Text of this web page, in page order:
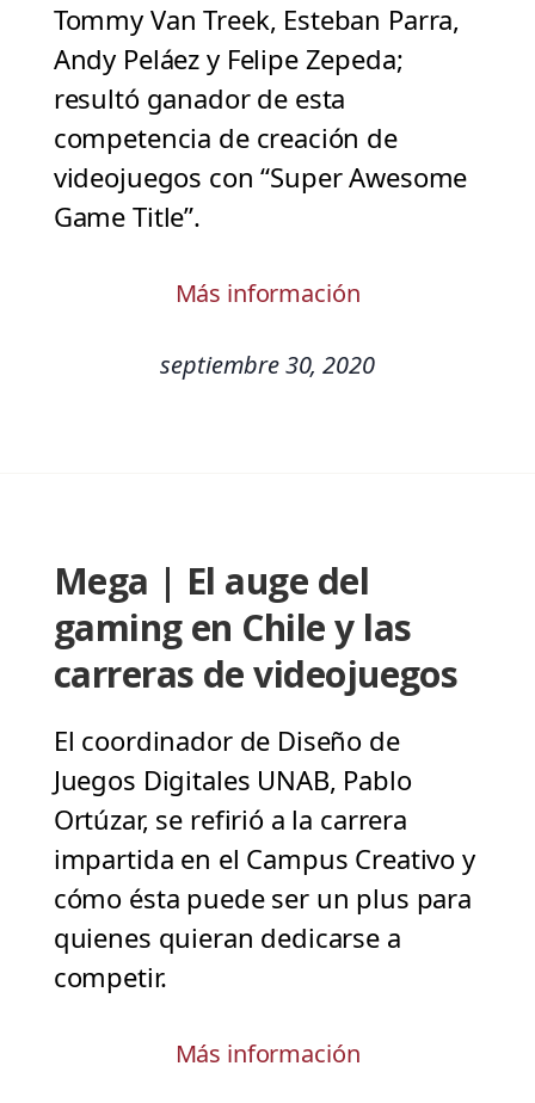
Tommy Van Treek, Esteban Parra,
Andy Peláez y Felipe Zepeda;
resultó ganador de esta
competencia de creación de
videojuegos con “Super Awesome
Game Title”.
Más información
septiembre 30, 2020
Mega | El auge del
gaming en Chile y las
carreras de videojuegos
El coordinador de Diseño de
Juegos Digitales UNAB, Pablo
Ortúzar, se refirió a la carrera
impartida en el Campus Creativo y
cómo ésta puede ser un plus para
quienes quieran dedicarse a
competir.
Más información